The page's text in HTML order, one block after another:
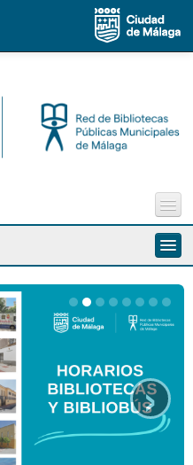
Trámites en línea
e-Biblio
e-Film
Faq´s
Sugerencias
Contacto
›